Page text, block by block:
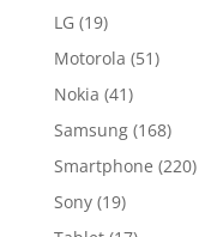
LG (19)
Motorola (51)
Nokia (41)
Samsung (168)
Smartphone (220)
Sony (19)